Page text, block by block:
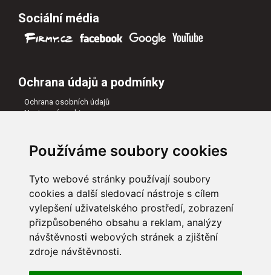
Používáme soubory cookies
Tyto webové stránky používají soubory
cookies a další sledovací nástroje s cílem
vylepšení uživatelského prostředí, zobrazení
přizpůsobeného obsahu a reklam, analýzy
návštěvnosti webových stránek a zjištění
zdroje návštěvnosti.
Sociální média
Ochrana údajů a podmínky
Ochrana osobních údajů
Nastavení cookies
Naši partneři